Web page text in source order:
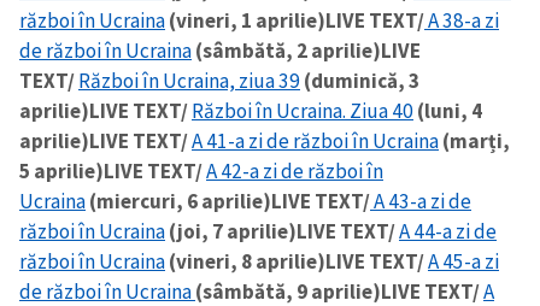
război în Ucraina(vineri, 1 aprilie)LIVE TEXT/A 38-a zi
de război în Ucraina(sâmbătă, 2 aprilie)LIVE
TEXT/Război în Ucraina, ziua 39(duminică, 3
aprilie)LIVE TEXT/Război în Ucraina. Ziua 40(luni, 4
aprilie)LIVE TEXT/A 41-a zi de război în Ucraina(marți,
5 aprilie)LIVE TEXT/A 42-a zi de război în
Ucraina(miercuri, 6 aprilie)LIVE TEXT/A 43-a zi de
război în Ucraina(joi, 7 aprilie)LIVE TEXT/A 44-a zi de
război în Ucraina(vineri, 8 aprilie)LIVE TEXT/A 45-a zi
de război în Ucraina(sâmbătă, 9 aprilie)LIVE TEXT/A